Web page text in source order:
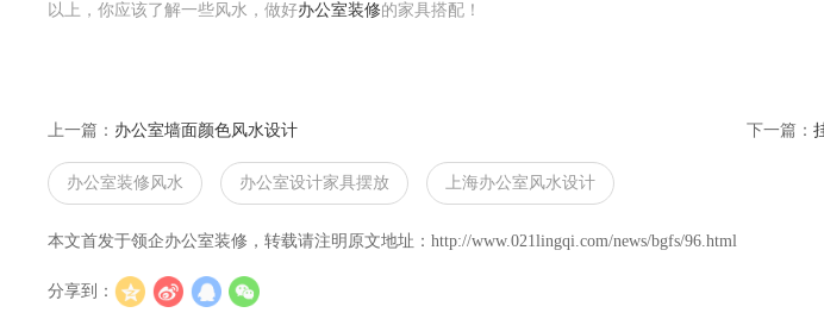
以上，你应该了解一些风水，做好办公室装修的家具搭配！
上一篇： 办公室墙面颜色风水设计 下一篇：
办公室装修风水 办公室设计家具摆放 上海办公室风水设计
本文首发于领企办公室装修，转载请注明原文地址：http://www.021lingqi.com/news/bgfs/96.html
分享到：